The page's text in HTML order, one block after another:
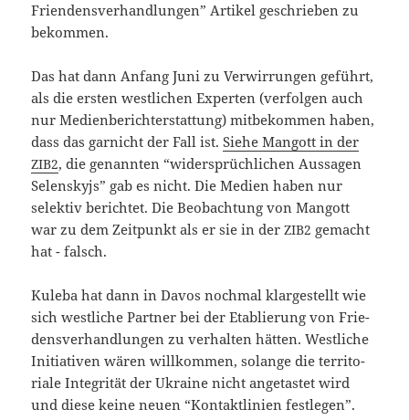
Frien­dens­ver­hand­lun­gen” Arti­kel geschrie­ben zu
bekommen.
Das hat dann Anfang Juni zu Ver­wir­run­gen geführt,
als die ers­ten west­li­chen Exper­ten (ver­fol­gen auch
nur Medi­en­be­richt­erstat­tung) mit­be­kom­men haben,
dass das gar­nicht der Fall ist.Sie­he Man­gott in der
ZIB2, die genann­ten “wider­sprüch­li­chen Aus­sa­gen
Selen­sky­js” gab es nicht. Die Medi­en haben nur
selek­tiv berich­tet. Die Beob­ach­tung von Man­gott
war zu dem Zeit­punkt als er sie in derZIB2 gemacht
hat - falsch.
Kule­ba hat dann in Davos noch­mal klar­ge­stellt wie
sich west­li­che Part­ner bei der Eta­blie­rung von Frie­
dens­ver­hand­lun­gen zu ver­hal­ten hät­ten. West­li­che
Initia­ti­ven wären will­kom­men, solan­ge die ter­ri­to­
ria­le Inte­gri­tät der Ukrai­ne nicht ange­tas­tet wird
und die­se kei­ne neu­en “Kon­takt­li­ni­en fest­le­gen”.